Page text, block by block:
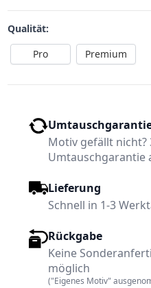
Qualität:
Pro
Premium
Motiv gefällt nicht?
Umtauschgarantie
Lieferung
Schnell in 1-3
Rückgabe
Keine
möglich
("Eigenes Motiv"